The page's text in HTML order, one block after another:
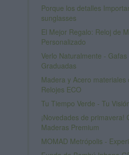
Porque los detalles
sunglasses
El Mejor Regalo: Reloj de
Personalizado
Verlo Naturalmente -
Graduadas
Madera y Acero materiales
Relojes ECO
Tu Tiempo Verde - Tu
¡Novedades de primavera!
Maderas Premium
MOMAD Metrópolis -